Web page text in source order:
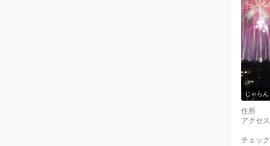
じゃらん
住所
アクセス
チェッ